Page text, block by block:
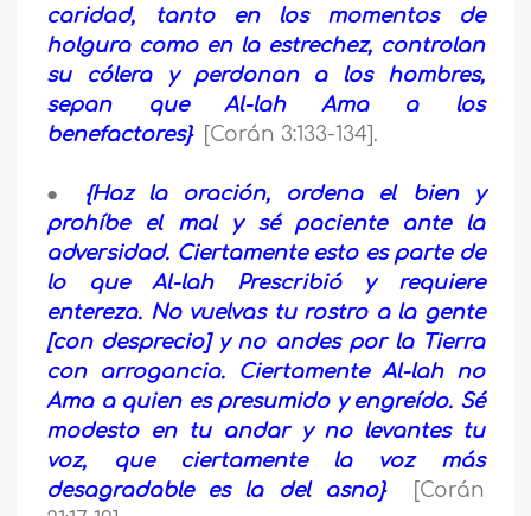
caridad, tanto en los momentos de
holgura como en la estrechez, controlan
su cólera y perdonan a los hombres,
sepan que Al-lah Ama a los
benefactores}
[Corán 3:133-134].
●
{Haz la oración, ordena el bien y
prohíbe el mal y sé paciente ante la
adversidad. Ciertamente esto es parte de
lo que Al-lah Prescribió y requiere
entereza. No vuelvas tu rostro a la gente
[con desprecio] y no andes por la Tierra
con arrogancia. Ciertamente Al-lah no
Ama a quien es presumido y engreído. Sé
modesto en tu andar y no levantes tu
voz, que ciertamente la voz más
desagradable es la del asno}
[Corán